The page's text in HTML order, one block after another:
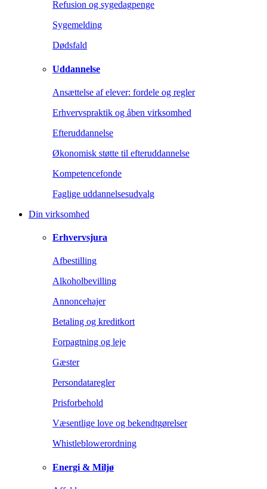
Refusion og sygedagpenge
Sygemelding
Dødsfald
Uddannelse
Ansættelse af elever: fordele og regler
Erhvervspraktik og åben virksomhed
Efteruddannelse
Økonomisk støtte til efteruddannelse
Kompetencefonde
Faglige uddannelsesudvalg
Din virksomhed
Erhvervsjura
Afbestilling
Alkoholbevilling
Annoncehajer
Betaling og kreditkort
Forpagtning og leje
Gæster
Persondataregler
Prisforbehold
Væsentlige love og bekendtgørelser
Whistleblowerordning
Energi & Miljø